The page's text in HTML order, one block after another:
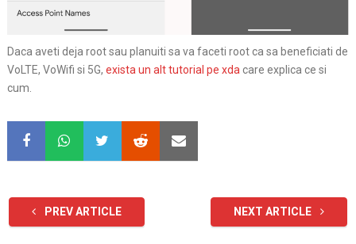
Daca aveti deja root sau planuiti sa va faceti root ca sa beneficiati de
VoLTE, VoWifi si 5G, exista un alt tutorial pe xda care explica ce si
cum.
PREV ARTICLE NEXT ARTICLE